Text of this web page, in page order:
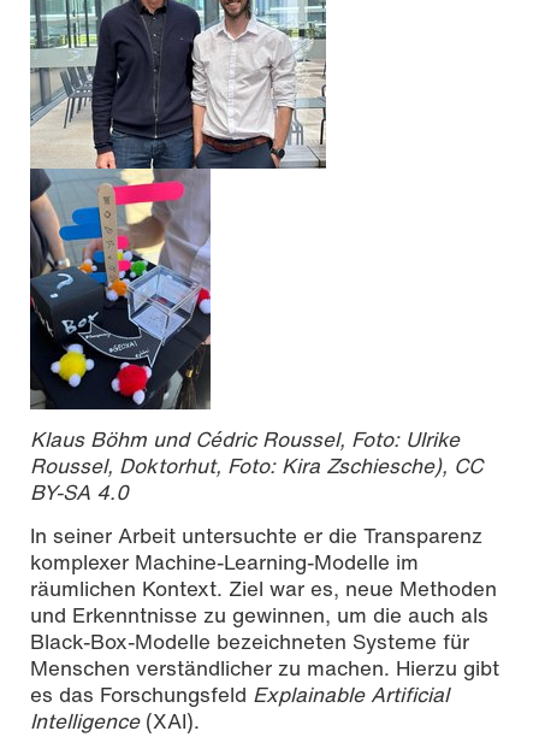
Klaus Böhm und Cédric Roussel, Foto: Ulrike
Roussel, Doktorhut, Foto: Kira Zschiesche), CC
BY-SA 4.0
In seiner Arbeit untersuchte er die Transparenz
komplexer Machine-Learning-Modelle im
räumlichen Kontext. Ziel war es, neue Methoden
und Erkenntnisse zu gewinnen, um die auch als
Black-Box-Modelle bezeichneten Systeme für
Menschen verständlicher zu machen. Hierzu gibt
es das Forschungsfeld Explainable Artificial
Intelligence (XAI).